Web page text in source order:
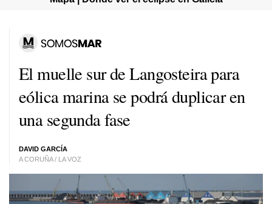
El muelle sur de Langosteira para
eólica marina se podrá duplicar en
una segunda fase
DAVID GARCÍA
A CORUÑA / LA VOZ